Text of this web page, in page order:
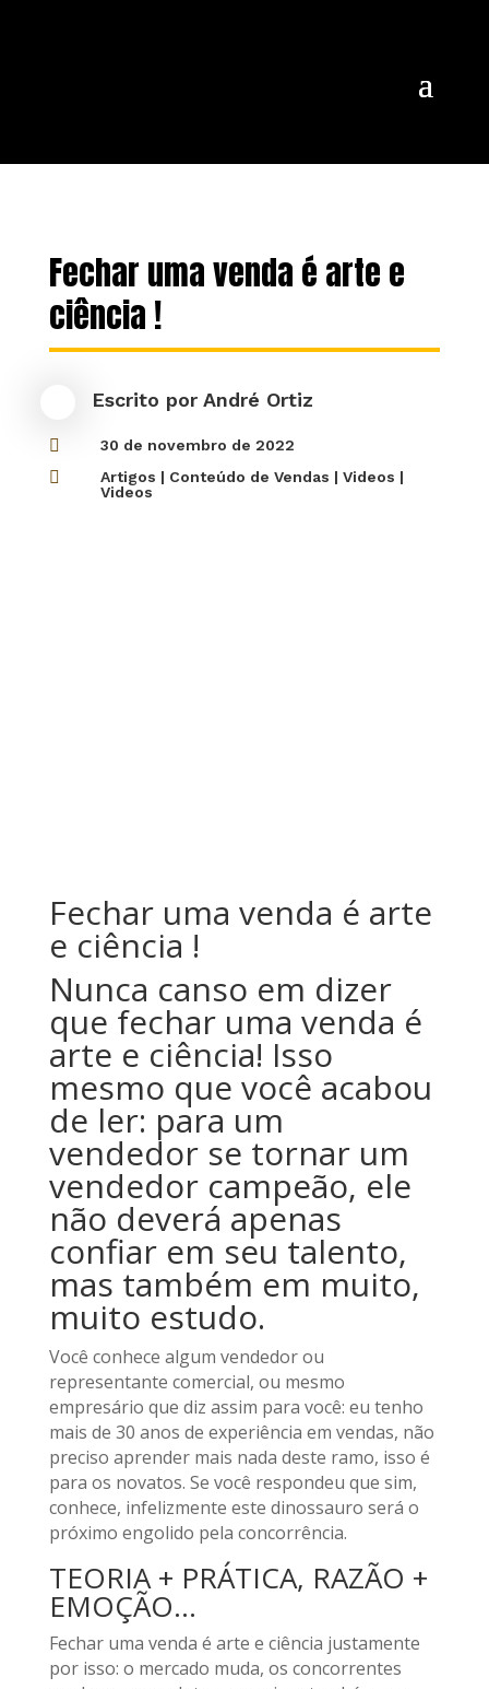
Fechar uma venda é arte e
ciência !
Escrito por André Ortiz
 30 de novembro de 2022
 Artigos | Conteúdo de Vendas | Videos |
Videos
Fechar uma venda é arte
e ciência !
Nunca canso em dizer
que fechar uma venda é
arte e ciência! Isso
mesmo que você acabou
de ler: para um
vendedor se tornar um
vendedor campeão, ele
não deverá apenas
confiar em seu talento,
mas também em muito,
muito estudo.
Você conhece algum vendedor ou
representante comercial, ou mesmo
empresário que diz assim para você: eu tenho
mais de 30 anos de experiência em vendas, não
preciso aprender mais nada deste ramo, isso é
para os novatos. Se você respondeu que sim,
conhece, infelizmente este dinossauro será o
próximo engolido pela concorrência.
TEORIA + PRÁTICA, RAZÃO +
EMOÇÃO…
Fechar uma venda é arte e ciência justamente
por isso: o mercado muda, os concorrentes